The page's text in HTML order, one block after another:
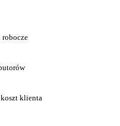
robocze
koszt klienta